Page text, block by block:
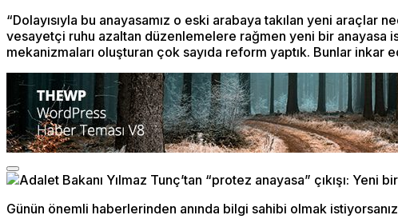
“Dolayısıyla bu anayasamız o eski arabaya takılan yeni
vesayetçi ruhu azaltan düzenlemelere rağmen yeni bir anayasa
mekanizmaları oluşturan çok sayıda reform yaptık. Bunlar inkar
Günün önemli haberlerinden anında bilgi sahibi olmak